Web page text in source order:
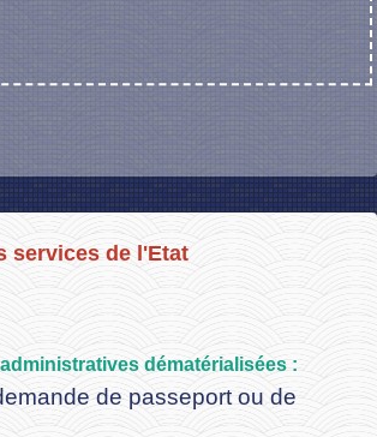
services de l'Etat
dématérialisées :
de passeport ou de